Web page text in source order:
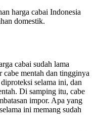
harga cabai Indonesia
domestik.
cabai sudah lama
mentah dan tingginya
selama ini, dan
Di samping itu, cabe
impor. Apa yang
ini memang sudah